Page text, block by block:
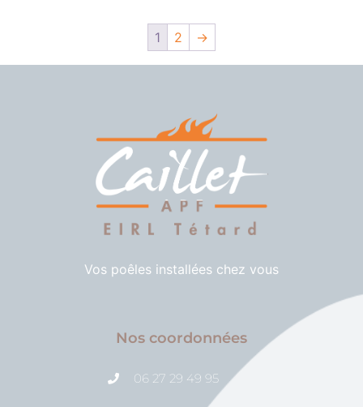
1 2 →
Vos poêles installées chez vous
Nos coordonnées
06 27 29 49 95